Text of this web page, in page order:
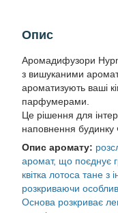
Опис
Аромадифузори
з вишуканими
ароматизують ваші
парфумерами.
Це рішення для
наповнення
Опис аромату:
аромат, що поєднує
квітка лотоса тане
розкриваючи
Основа розкриває